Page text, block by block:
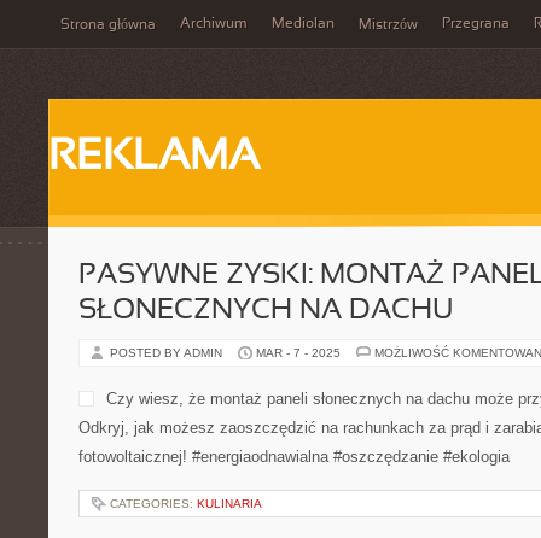
Strona główna Archiwum Mediolan Mistrzów Przegrana
REKLAMA
PASYWNE ZYSKI: MONTAŻ
SŁONECZNYCH NA DACHU
POSTED BY ADMIN MAR - 7 - 2025 MOŻLIWOŚĆ
Czy wiesz, że montaż paneli słonecznych na dachu może
Odkryj, jak możesz zaoszczędzić na rachunkach za prąd i
fotowoltaicznej! #energiaodnawialna #oszczędzanie #ekologia
CATEGORIES: KULINARIA